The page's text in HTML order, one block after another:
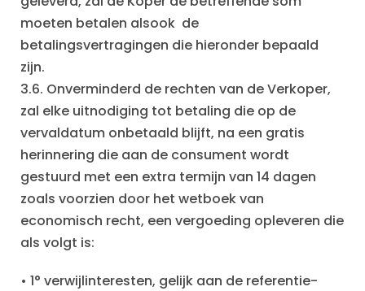
moeten betalen alsook de
betalingsvertragingen die hieronder bepaald
zijn.
3.6. Onverminderd de rechten van de Verkoper,
zal elke uitnodiging tot betaling die op de
vervaldatum onbetaald blijft, na een gratis
herinnering die aan de consument wordt
gestuurd met een extra termijn van 14 dagen
zoals voorzien door het wetboek van
economisch recht, een vergoeding opleveren die
als volgt is:
• 1° verwijlinteresten, gelijk aan de referentie-